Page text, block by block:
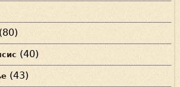
(80)
(40)
(43)